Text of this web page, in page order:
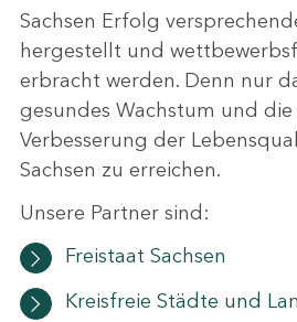
Sachsen Erfolg
hergestellt und
erbracht werden. Denn nur
gesundes Wachstum und die
Verbesserung der
Sachsen zu erreichen.
Unsere Partner sind:
Freistaat Sachsen
Kreisfreie Städte und